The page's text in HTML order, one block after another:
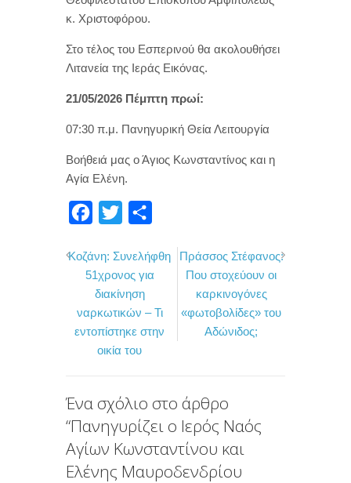
κ. Χριστοφόρου.
Στο τέλος του Εσπερινού θα ακολουθήσει
Λιτανεία της Ιεράς Εικόνας.
21/05/2026 Πέμπτη πρωί:
07:30 π.μ. Πανηγυρική Θεία Λειτουργία
Βοήθειά μας ο Άγιος Κωνσταντίνος και η
Αγία Ελένη.
c
e
b
o
o
i
t
t
e
r
ι
ρ
α
σ
ί
τ
ε
Κοζάνη: Συνελήφθη
51χρονος για
διακίνηση
ναρκωτικών – Τι
εντοπίστηκε στην
οικία του
Πράσσος Στέφανος:
Που στοχεύουν οι
καρκινογόνες
«φωτοβολίδες» του
Αδώνιδος;
Ένα σχόλιο στο άρθρο
“Πανηγυρίζει ο Ιερός Ναός
Αγίων Κωνσταντίνου και
Ελένης Μαυροδενδρίου